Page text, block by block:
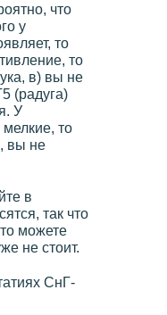
что
у
то
то
в) вы не
(радуга)
У
то
вы не
в
так что
можете
не стоит.
СнГ-